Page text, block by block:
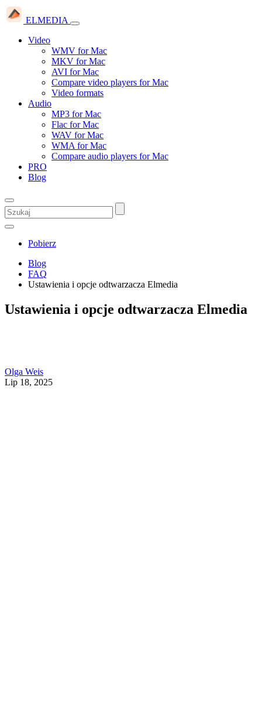
ELMEDIA
Video
WMV for Mac
MKV for Mac
AVI for Mac
Compare video players for Mac
Video formats
Audio
MP3 for Mac
Flac for Mac
WAV for Mac
WMA for Mac
Compare audio players for Mac
PRO
Blog
Pobierz
Blog
FAQ
Ustawienia i opcje odtwarzacza Elmedia
Ustawienia i opcje odtwarzacza Elmedia
Olga Weis
Lip 18, 2025